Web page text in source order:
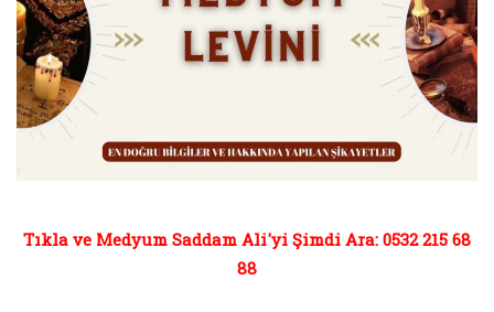
Tıkla ve Medyum Saddam Ali'yi Şimdi Ara: 0532 215 68
88